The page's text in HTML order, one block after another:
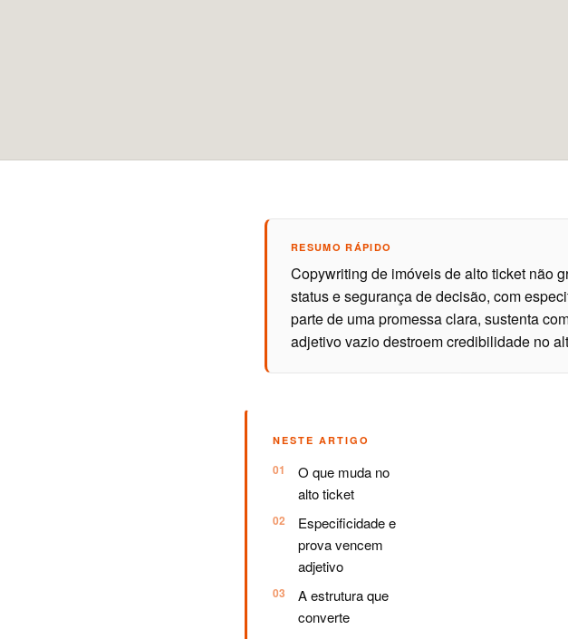
RESUMO RÁPIDO
Copywriting de imóveis de alto ticket não
status e segurança de decisão, com
parte de uma promessa clara, sustenta
adjetivo vazio destroem credibilidade no
NESTE ARTIGO
O que muda no
alto ticket
Especificidade e
prova vencem
adjetivo
A estrutura que
converte